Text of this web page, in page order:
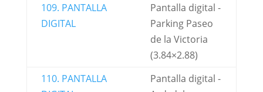
109. PANTALLA
DIGITAL
Pantalla digital -
Parking Paseo
de la Victoria
(3.84×2.88)
110. PANTALLA
Pantalla digital -